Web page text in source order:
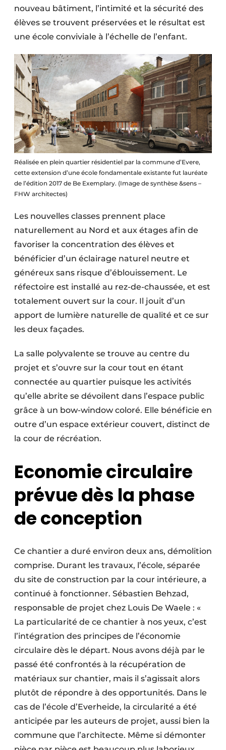
nouveau bâtiment, l’intimité et la sécurité des
élèves se trouvent préservées et le résultat est
une école conviviale à l’échelle de l’enfant.
Réalisée en plein quartier résidentiel par la commune d’Evere,
cette extension d’une école fondamentale existante fut lauréate
de l’édition 2017 de Be Exemplary. (Image de synthèse &sens –
FHW architectes)
Les nouvelles classes prennent place
naturellement au Nord et aux étages afin de
favoriser la concentration des élèves et
bénéficier d’un éclairage naturel neutre et
généreux sans risque d’éblouissement. Le
réfectoire est installé au rez-de-chaussée, et est
totalement ouvert sur la cour. Il jouit d’un
apport de lumière naturelle de qualité et ce sur
les deux façades.
La salle polyvalente se trouve au centre du
projet et s’ouvre sur la cour tout en étant
connectée au quartier puisque les activités
qu’elle abrite se dévoilent dans l’espace public
grâce à un bow-window coloré. Elle bénéficie en
outre d’un espace extérieur couvert, distinct de
la cour de récréation.
Economie circulaire
prévue dès la phase
de conception
Ce chantier a duré environ deux ans, démolition
comprise. Durant les travaux, l’école, séparée
du site de construction par la cour intérieure, a
continué à fonctionner. Sébastien Behzad,
responsable de projet chez Louis De Waele : «
La particularité de ce chantier à nos yeux, c’est
l’intégration des principes de l’économie
circulaire dès le départ. Nous avons déjà par le
passé été confrontés à la récupération de
matériaux sur chantier, mais il s’agissait alors
plutôt de répondre à des opportunités. Dans le
cas de l’école d’Everheide, la circularité a été
anticipée par les auteurs de projet, aussi bien la
commune que l’architecte. Même si démonter